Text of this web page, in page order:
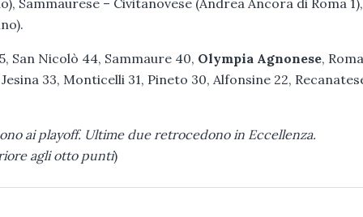
San Nicolò 44, Sammaure 40, Olympia Agnonese,
33, Monticelli 31, Pineto 30, Alfonsine 22,
ai playoff. Ultime due retrocedono in Eccellenza.
agli otto punti)